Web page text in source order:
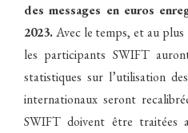
des messages en euros
2023.Avec le temps, et au
les participants SWIFT
statistiques sur l’utilisation
internationaux seront
SWIFT doivent être traitées